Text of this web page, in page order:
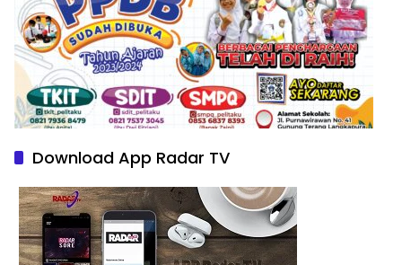
Download App Radar TV